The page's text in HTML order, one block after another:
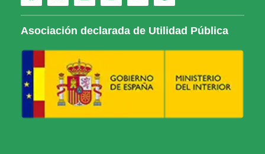
Asociación declarada de Utilidad Pública